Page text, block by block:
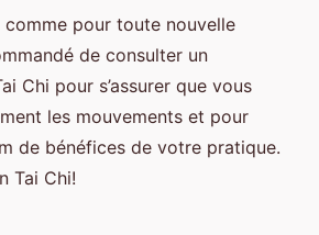
comme pour toute nouvelle
de consulter un
Chi pour s’assurer que vous
les mouvements et pour
de bénéfices de votre pratique.
Tai Chi!